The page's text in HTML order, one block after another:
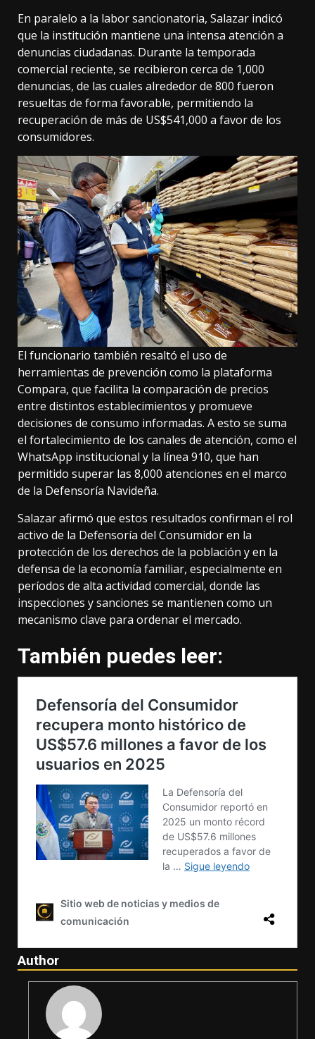
En paralelo a la labor sancionatoria, Salazar indicó
que la institución mantiene una intensa atención a
denuncias ciudadanas. Durante la temporada
comercial reciente, se recibieron cerca de 1,000
denuncias, de las cuales alrededor de 800 fueron
resueltas de forma favorable, permitiendo la
recuperación de más de US$541,000 a favor de los
consumidores.
El funcionario también resaltó el uso de
herramientas de prevención como la plataforma
Compara, que facilita la comparación de precios
entre distintos establecimientos y promueve
decisiones de consumo informadas. A esto se suma
el fortalecimiento de los canales de atención, como el
WhatsApp institucional y la línea 910, que han
permitido superar las 8,000 atenciones en el marco
de la Defensoría Navideña.
Salazar afirmó que estos resultados confirman el rol
activo de la Defensoría del Consumidor en la
protección de los derechos de la población y en la
defensa de la economía familiar, especialmente en
períodos de alta actividad comercial, donde las
inspecciones y sanciones se mantienen como un
mecanismo clave para ordenar el mercado.
También puedes leer:
Author